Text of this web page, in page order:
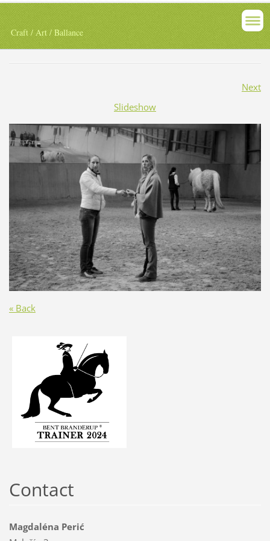
Craft / Art / Ballance
Next
Slideshow
« Back
Contact
Magdaléna Perić